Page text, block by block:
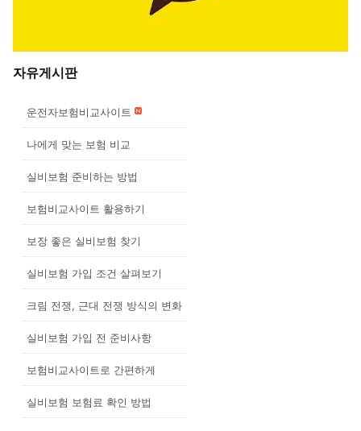
자유게시판
운전자보험비교사이트
나에게 맞는 보험 비교
실비보험 준비하는 방법
보험비교사이트 활용하기
보장 좋은 실비보험 찾기
실비보험 가입 조건 살펴보기
크림 전쟁, 근대 전쟁 방식의 변화
실비보험 가입 전 준비사항
보험비교사이트로 간편하게
실비보험 보험료 확인 방법